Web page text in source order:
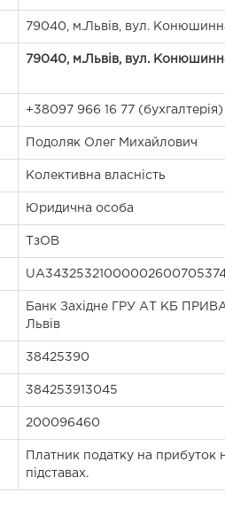
79040, м.Львів, вул.
79040, м.Львів, вул.
+38097 966 16 77 (бухгалтерія)
Подоляк Олег Михайлович
Колективна власність
Юридична особа
ТзОВ
Банк Західне ГРУ АТ КБ
Львів
38425390
384253913045
200096460
Платник податку на прибуток
підставах.